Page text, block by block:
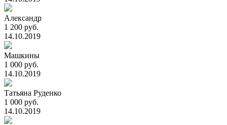
Александр
1 200 руб.
14.10.2019
Машкины
1 000 руб.
14.10.2019
Татьяна Руденко
1 000 руб.
14.10.2019